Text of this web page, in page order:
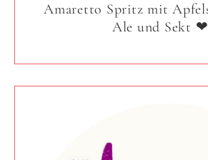
Amaretto Spritz mit
Ale und Sekt ❤